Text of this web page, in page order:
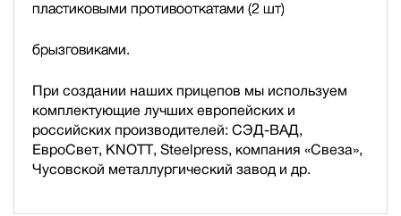
пластиковыми противооткатами (2 шт)
брызговиками.
При создании наших прицепов мы используем
комплектующие лучших европейских и
российских производителей: СЭД-ВАД,
ЕвроСвет, KNOTT, Steelpress, компания «Свеза»,
Чусовской металлургический завод и др.